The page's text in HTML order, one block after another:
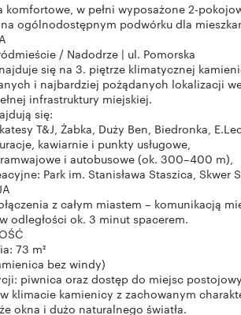
komfortowe, w pełni wyposażone 2-
ogólnodostępnym podwórku dla
/ Nadodrze | ul. Pomorska
się na 3. piętrze klimatycznej
i najbardziej pożądanych lokalizacji
infrastruktury miejskiej.
się:
T&J, Żabka, Duży Ben, Biedronka,
kawiarnie i punkty usługowe,
i autobusowe (ok. 300–400 m),
Park im. Stanisława Staszica, Skwer
z całym miastem – komunikacją
odległości ok. 3 minut spacerem.
73 m²
bez windy)
piwnica oraz dostęp do miejsc
klimacie kamienicy z zachowanym
okna i dużo naturalnego światła.